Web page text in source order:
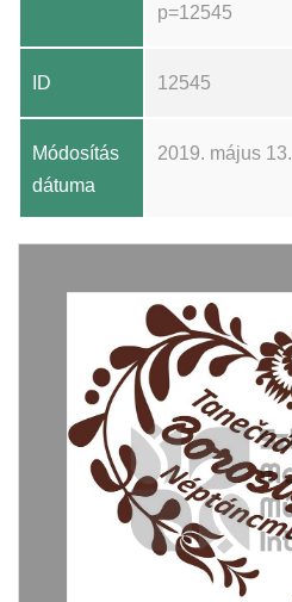
p=12545
ID 12545
Módosítás
dátuma
2019. május 13.